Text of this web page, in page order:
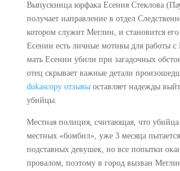
Выпускница юрфака Есения Стеклова
получает направление в отдел
котором служит Меглин, и становится
Есении есть личные мотивы для работы
мать Есении убили при загадочных
отец скрывает важные детали
dukascopy отзывыоставляет надежды
убийцы.
Местная полиция, считающая, что
местных «бомбил», уже 3 месяца
подставных девушек, но все попытки
провалом, поэтому в город вызван